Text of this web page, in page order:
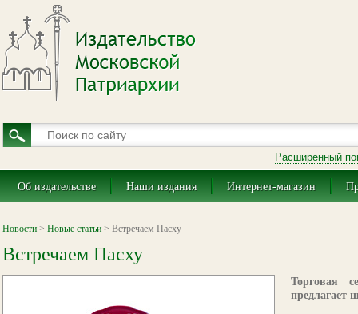
Расширенный
Об издательстве Наши издания Интернет-магазин
Новости > Новые статьи > Встречаем Пасху
Встречаем Пасху
Торговая
предлагает